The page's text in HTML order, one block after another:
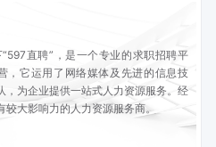
直聘”，是一个专业的求职招聘平
，它运用了网络媒体及先进的信息技
，为企业提供一站式人力资源服务。经
大影响力的人力资源服务商。